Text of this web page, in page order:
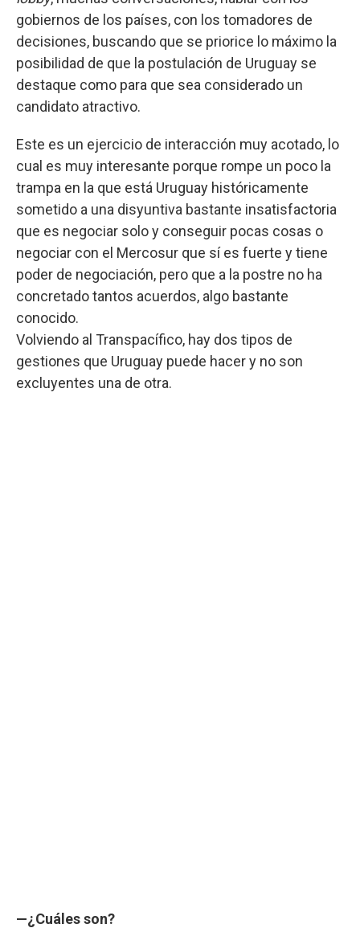
gobiernos de los países, con los tomadores de
decisiones, buscando que se priorice lo máximo la
posibilidad de que la postulación de Uruguay se
destaque como para que sea considerado un
candidato atractivo.
Este es un ejercicio de interacción muy acotado, lo
cual es muy interesante porque rompe un poco la
trampa en la que está Uruguay históricamente
sometido a una disyuntiva bastante insatisfactoria
que es negociar solo y conseguir pocas cosas o
negociar con el Mercosur que sí es fuerte y tiene
poder de negociación, pero que a la postre no ha
concretado tantos acuerdos, algo bastante
conocido.
Volviendo al Transpacífico, hay dos tipos de
gestiones que Uruguay puede hacer y no son
excluyentes una de otra.
—¿Cuáles son?